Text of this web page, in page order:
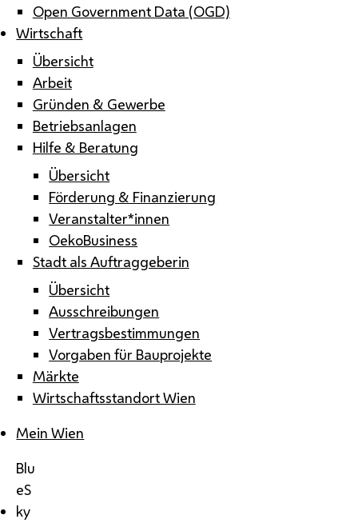
Open Government Data (OGD)
Wirtschaft
Übersicht
Arbeit
Gründen & Gewerbe
Betriebsanlagen
Hilfe & Beratung
Übersicht
Förderung & Finanzierung
Veranstalter*innen
OekoBusiness
Stadt als Auftraggeberin
Übersicht
Ausschreibungen
Vertragsbestimmungen
Vorgaben für Bauprojekte
Märkte
Wirtschaftsstandort Wien
Mein Wien
Blu
eS
ky